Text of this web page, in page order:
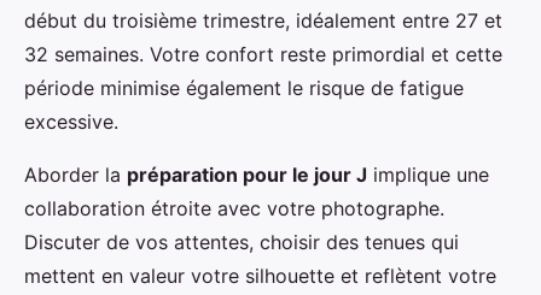
début du troisième trimestre, idéalement entre 27 et
32 semaines. Votre confort reste primordial et cette
période minimise également le risque de fatigue
excessive.
Aborder la préparation pour le jour J implique une
collaboration étroite avec votre photographe.
Discuter de vos attentes, choisir des tenues qui
mettent en valeur votre silhouette et reflètent votre